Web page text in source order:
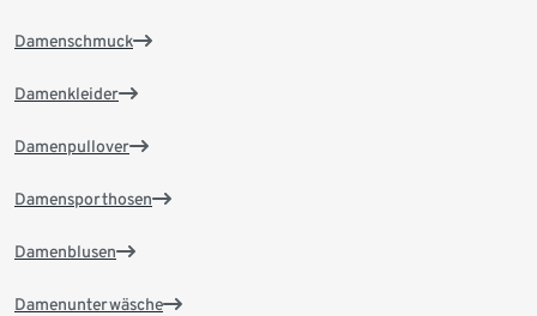
Damenschmuck
Damenkleider
Damenpullover
Damensporthosen
Damenblusen
Damenunterwäsche